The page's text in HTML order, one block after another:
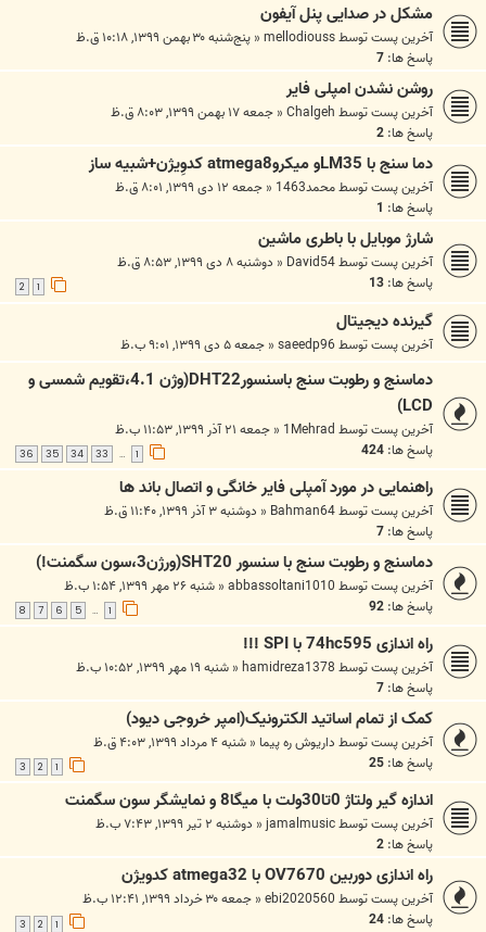
مشکل در صدایی پنل آیفون
آخرین پست توسطmellodiouss
« پنج‌شنبه ۳۰ بهمن ۱۳۹۹, ۱۰:۱۸ ق.ظ
پاسخ ها: 7
روشن نشدن امپلی فایر
آخرین پست توسط Chalgeh
« جمعه ۱۷ بهمن ۱۳۹۹, ۸:۰۳ ق.ظ
پاسخ ها: 2
دما سنج با LM35و میکروatmega8 کدوِیژن+شبیه ساز
آخرین پست توسطمحمد1463 « جمعه ۱۲ دی ۱۳۹۹, ۸:۰۱ ق.ظ
پاسخ ها: 1
شارژ موبایل با باطری ماشین
آخرین پست توسطDavid54
« دوشنبه ۸ دی ۱۳۹۹, ۸:۵۳ ق.ظ
پاسخ ها: 13
1
2
گیرنده دیجیتال
آخرین پست توسط saeedp96
« جمعه ۵ دی ۱۳۹۹, ۹:۰۱ ب.ظ
دماسنج و رطوبت سنج باسنسورDHT22(وژن 4.1،تقویم شمسی و
LCD)
آخرین پست توسط 1Mehrad
« جمعه ۲۱ آذر ۱۳۹۹, ۱۱:۵۳ ب.ظ
پاسخ ها: 424
1
…
33
34
35
36
راهنمایی در مورد آمپلی فایر خانگی و اتصال باند ها
آخرین پست توسطBahman64
« دوشنبه ۳ آذر ۱۳۹۹, ۱۱:۴۰ ق.ظ
پاسخ ها: 7
دماسنج و رطوبت سنج با سنسور SHT20(ورژن3،سون سگمنت!)
آخرین پست توسط abbassoltani1010
« شنبه ۲۶ مهر ۱۳۹۹, ۱:۵۴ ب.ظ
پاسخ ها: 92
1
…
5
6
7
8
راه اندازی 74hc595 با SPI !!!
آخرین پست توسط hamidreza1378
« شنبه ۱۹ مهر ۱۳۹۹, ۱۰:۵۲ ب.ظ
پاسخ ها: 7
کمک از تمام اساتید الکترونیک(امپر خروجی دیود)
آخرین پست توسط داریوش ره پیما « شنبه ۴ مرداد ۱۳۹۹, ۴:۰۳ ق.ظ
پاسخ ها: 25
1
2
3
اندازه گیر ولتاژ 0تا30ولت با میگا8 و نمایشگر سون سگمنت
آخرین پست توسطjamalmusic
« دوشنبه ۲ تیر ۱۳۹۹, ۷:۴۳ ب.ظ
پاسخ ها: 2
راه اندازی دوربین OV7670 با atmega32 کدویژن
آخرین پست توسط ebi2020560
« جمعه ۳۰ خرداد ۱۳۹۹, ۱۲:۴۱ ب.ظ
پاسخ ها: 24
1
2
3